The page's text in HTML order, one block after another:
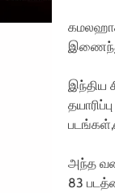
இந்திய
அந்த
83